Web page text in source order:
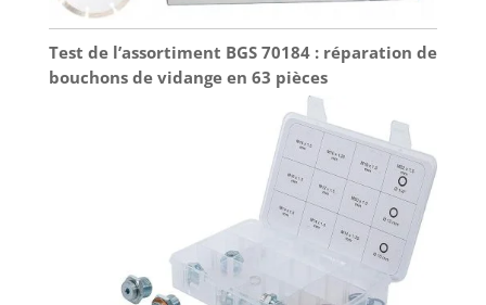
Test de l’assortiment BGS 70184 : réparation de
bouchons de vidange en 63 pièces